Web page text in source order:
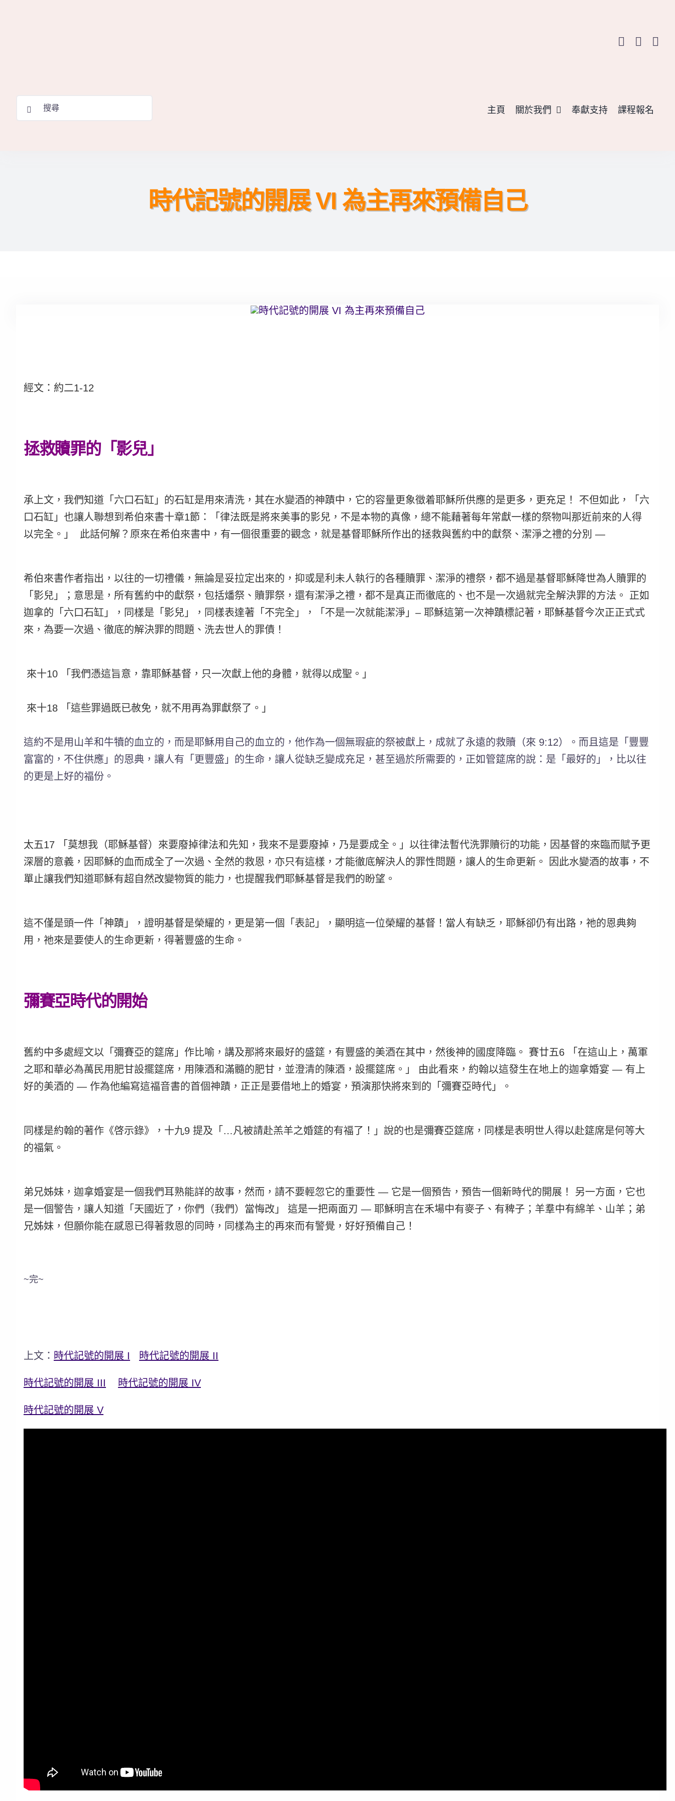
Search
主頁 關於我們 奉獻支持 課程報名
時代記號的開展 VI 為主再來預備自己
經文：約二1-12
拯救贖罪的「影兒」
承上文，我們知道「六口石缸」的石缸是用來清洗，其在水變酒的神蹟中，它的容量更象徵着耶穌所供應的是更多，更充足！
不但如此，「六
口石缸」也讓人聯想到希伯來書十章1節：
「律法既是將來美事的影兒，不是本物的真像，總不能藉著每年常獻一樣的祭物叫那近前來的人得
以完全。」
此話何解？原來在希伯來書中，有一個很重要的觀念，就是基督耶穌所作出的拯救與舊約中的獻祭、潔淨之禮的分別 —
希伯來書作者指出，以往的一切禮儀，無論是妥拉定出來的，抑或是利未人執行的各種贖罪、潔淨的禮祭，都不過是基督耶穌降世為人贖罪的
「影兒」；意思是，所有舊約中的獻祭，包括燔祭、贖罪祭，還有潔淨之禮，都不是真正而徹底的、也不是一次過就完全解決罪的方法。
正如
迦拿的「六口石缸」，同樣是「影兒」，同樣表達著「不完全」，「不是一次就能潔淨」– 耶穌這第一次神蹟標記著，耶穌基督今次正正式式
來，為要一次過、徹底的解決罪的問題、洗去世人的罪債！
來十10 「我們憑這旨意，靠耶穌基督，只一次獻上他的身體，就得以成聖。」
來十18 「這些罪過既已赦免，就不用再為罪獻祭了。」
這約不是用山羊和牛犢的血立的，而是耶穌用自己的血立的，他作為一個無瑕疵的祭被獻上，成就了永遠的救贖（來 9:12）。而且這是「豐豐
富富的，不住供應」的恩典，讓人有「更豐盛」的生命，讓人從缺乏變成充足，甚至過於所需要的，正如管筵席的說：是「最好的」，比以往
的更是上好的福份。
太五17 「莫想我（耶穌基督）來要廢掉律法和先知，我來不是要廢掉，乃是要成全。」以往律法暫代洗罪贖衍的功能，因基督的來臨而賦予更
深層的意義，因耶穌的血而成全了一次過、全然的救恩，亦只有這樣，才能徹底解決人的罪性問題，讓人的生命更新。
因此水變酒的故事，不
單止讓我們知道耶穌有超自然改變物質的能力，也提醒我們耶穌基督是我們的盼望。
這不僅是頭一件「神蹟」，證明基督是榮耀的，更是第一個「表記」，顯明這一位榮耀的基督！當人有缺乏，耶穌卻仍有出路，祂的恩典夠
用，祂來是要使人的生命更新，得著豐盛的生命。
彌賽亞時代的開始
舊約中多處經文以「彌賽亞的筵席」作比喻，講及那將來最好的盛筵，有豐盛的美酒在其中，然後神的國度降臨。
賽廿五6 「在這山上，萬軍
之耶和華必為萬民用肥甘設擺筵席，用陳酒和滿髓的肥甘，並澄清的陳酒，設擺筵席。」
由此看來，約翰以這發生在地上的迦拿婚宴 — 有上
好的美酒的 — 作為他編寫這福音書的首個神蹟，正正是要借地上的婚宴，預演那快將來到的「彌賽亞時代」。
同樣是約翰的著作《啓示錄》，十九9 提及「…凡被請赴羔羊之婚筵的有福了！」說的也是彌賽亞筵席，同樣是表明世人得以赴筵席是何等大
的福氣。
弟兄姊妹，迦拿婚宴是一個我們耳熟能詳的故事，然而，請不要輕忽它的重要性 — 它是一個預告，預告一個新時代的開展！
另一方面，它也
是一個警告，讓人知道「天國近了，你們（我們）當悔改」 這是一把兩面刃 — 耶穌明言在禾場中有麥子、有稗子；羊羣中有綿羊、山羊；弟
兄姊妹，但願你能在感恩已得著救恩的同時，同樣為主的再來而有警覺，好好預備自己！
~完~
上文： 時代記號的開展 I 時代記號的開展 II
時代記號的開展 III 時代記號的開展 IV
時代記號的開展 V